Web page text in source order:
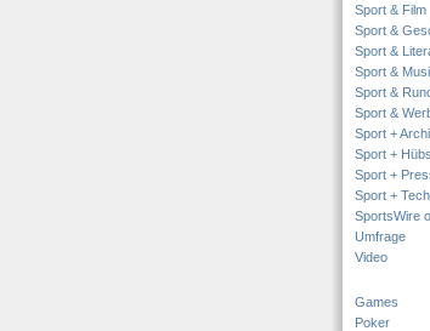
Sport & Film
Sport &
Sport &
Sport &
Sport &
Sport &
Sport +
Sport +
Sport +
Sport +
SportsWire
Umfrage
Video
Games
Poker